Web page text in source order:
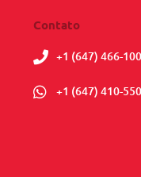
Contato
+1 (647) 466-
+1 (647) 410-